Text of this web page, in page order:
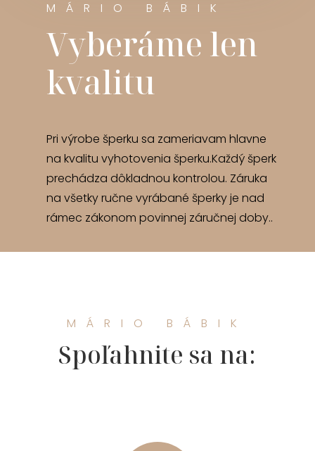
MÁRIO BÁBIK
Vyberáme len
kvalitu
Pri výrobe šperku sa zameriavam hlavne
na kvalitu vyhotovenia šperku.Každý šperk
prechádza dôkladnou kontrolou. Záruka
na všetky ručne vyrábané šperky je nad
rámec zákonom povinnej záručnej doby..
MÁRIO BÁBIK
Spoľahnite sa na: